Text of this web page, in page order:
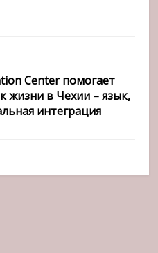
Center помогает
жизни в Чехии – язык,
интеграция